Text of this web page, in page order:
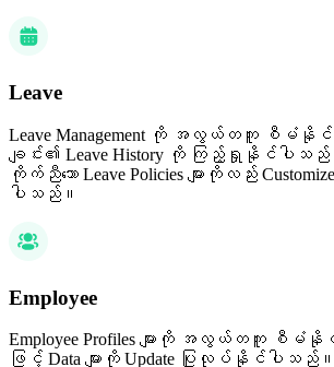
Leave
Leave Management ကို အလွယ်တကူ စီမံနို
ချင်း၏ Leave History ကို ကြည့်ရှုနိုင်ပါသည်
ကိုက်ညီသော Leave Policies များကိုလည်း
ပါသည်။
Employee
Employee Profiles များကို အလွယ်တကူ စီမံနိုင်ပ
ဖြင့် Data များကို Update ပြုလုပ်နိုင်ပါသည်။